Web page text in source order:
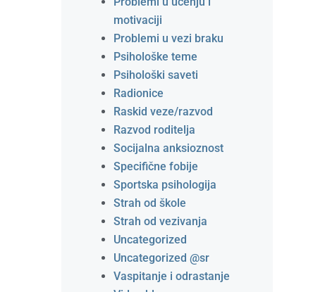
motivaciji
Problemi u vezi braku
Psihološke teme
Psihološki saveti
Radionice
Raskid veze/razvod
Razvod roditelja
Socijalna anksioznost
Specifične fobije
Sportska psihologija
Strah od škole
Strah od vezivanja
Uncategorized
Uncategorized @sr
Vaspitanje i odrastanje